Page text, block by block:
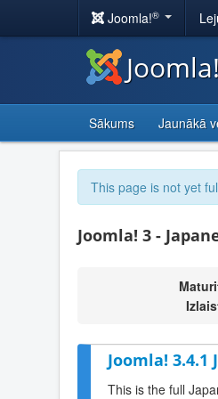
Joomla!®
Sākums Jaunākā
This page is not yet
Joomla! 3 -
Joomla! 3.4.1
This is the full